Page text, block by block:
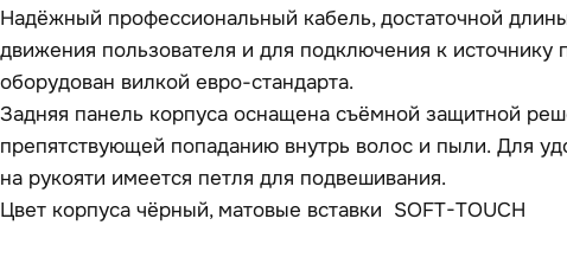
Надёжный профессиональный кабель, достаточной
движения пользователя и для подключения к источнику
оборудован вилкой евро-стандарта.
Задняя панель корпуса оснащена съёмной защитной
препятствующей попаданию внутрь волос и пыли. Для
на рукояти имеется петля для подвешивания.
Цвет корпуса чёрный, матовые вставки SOFT-TOUCH